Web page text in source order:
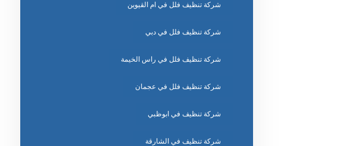
شركة تنظيف فلل في ام القيوين
شركة تنظيف فلل في دبي
شركة تنظيف فلل في راس الخيمة
شركة تنظيف فلل في عجمان
شركة تنظيف في ابوظبي
شركة تنظيف في الشارقة